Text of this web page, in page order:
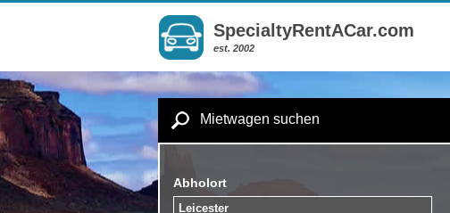
SpecialtyRentACar.com
est. 2002
Mietwagen suchen
Abholort